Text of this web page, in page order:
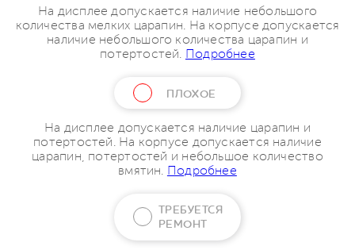
На дисплее допускается наличие небольшого
количества мелких царапин. На корпусе допускается
наличие небольшого количества царапин и
потертостей. Подробнее
ПЛОХОЕ
На дисплее допускается наличие царапин и
потертостей. На корпусе допускается наличие
царапин, потертостей и небольшое количество
вмятин. Подробнее
ТРЕБУЕТСЯ
РЕМОНТ